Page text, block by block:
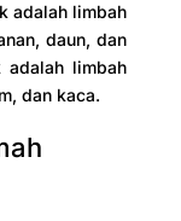
adalah limbah
daun, dan
adalah limbah
dan kaca.